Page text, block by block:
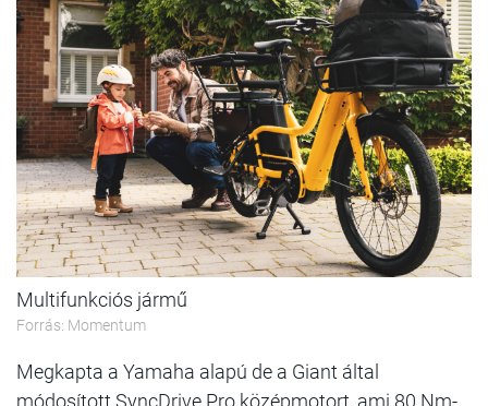
Multifunkciós jármű
Forrás: Momentum
Megkapta a Yamaha alapú de a Giant által